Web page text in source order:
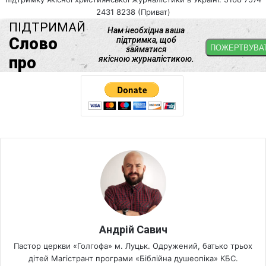
2431 8238 (Приват)
Андрій Савич
Пастор церкви «Голгофа» м. Луцьк. Одружений, батько трьох
дітей Магістрант програми «Біблійна душеопіка» КБС.